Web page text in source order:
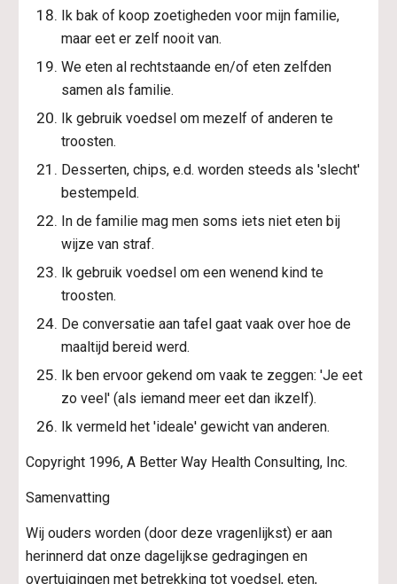
Ik bak of koop zoetigheden voor mijn familie,
maar eet er zelf nooit van.
We eten al rechtstaande en/of eten zelfden
samen als familie.
Ik gebruik voedsel om mezelf of anderen te
troosten.
Desserten, chips, e.d. worden steeds als 'slecht'
bestempeld.
In de familie mag men soms iets niet eten bij
wijze van straf.
Ik gebruik voedsel om een wenend kind te
troosten.
De conversatie aan tafel gaat vaak over hoe de
maaltijd bereid werd.
Ik ben ervoor gekend om vaak te zeggen: 'Je eet
zo veel' (als iemand meer eet dan ikzelf).
Ik vermeld het 'ideale' gewicht van anderen.
Copyright 1996, A Better Way Health Consulting, Inc.
Samenvatting
Wij ouders worden (door deze vragenlijkst) er aan
herinnerd dat onze dagelijkse gedragingen en
overtuigingen met betrekking tot voedsel, eten,